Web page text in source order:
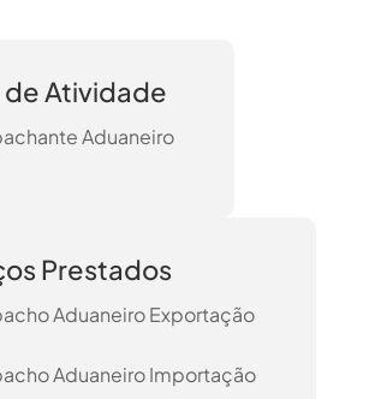
de Atividade
Aduaneiro
Prestados
Aduaneiro Exportação
Aduaneiro Importação